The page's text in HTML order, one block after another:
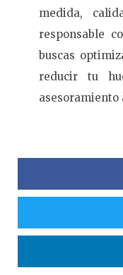
medida,
responsable
buscas
reducir tu
asesoramiento